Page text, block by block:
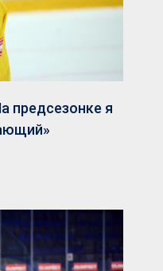
предсезонке я